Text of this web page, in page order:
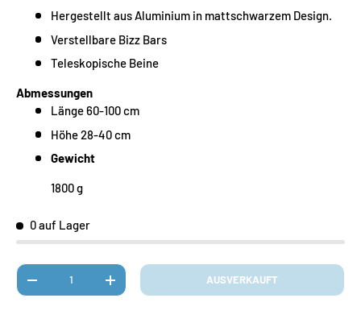
Hergestellt aus Aluminium in mattschwarzem Design.
Verstellbare Bizz Bars
Teleskopische Beine
Abmessungen
Länge 60-100 cm
Höhe 28-40 cm
Gewicht
1800 g
0 auf Lager
Anzahl
MENGE VERRINGERNMENGE ERHÖHEN AUSVERKAUFT